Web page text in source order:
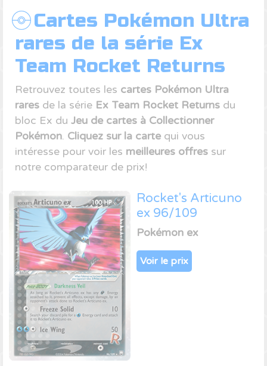
Cartes Pokémon Ultra
rares de la série Ex
Team Rocket Returns
Retrouvez toutes les cartes Pokémon Ultra
rares de la série Ex Team Rocket Returns du
bloc Ex du Jeu de cartes à Collectionner
Pokémon. Cliquez sur la carte qui vous
intéresse pour voir les meilleures offres sur
notre comparateur de prix!
Rocket's Articuno
ex 96/109
Pokémon ex
Voir le prix